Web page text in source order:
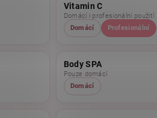
Vitamin C
Domácí i profesionální použití
Domácí
Profesionální
Body SPA
Pouze domácí
Domácí